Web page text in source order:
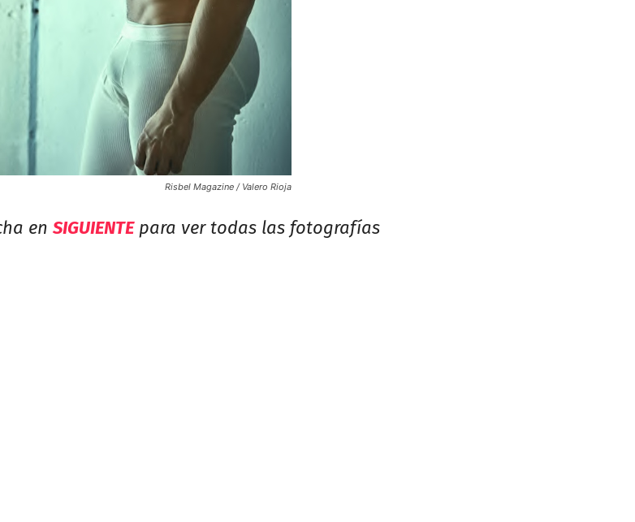
Risbel Magazine / Valero Rioja
en SIGUIENTEpara ver todas las fotografías